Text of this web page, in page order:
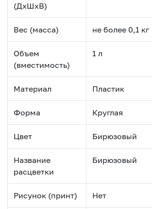
(ДхШхВ)
Вес (масса) не более 0,1 кг
Объем
(вместимость)
1 л
Материал Пластик
Форма Круглая
Цвет Бирюзовый
Название
расцветки
Бирюзовый
Рисунок (принт) Нет